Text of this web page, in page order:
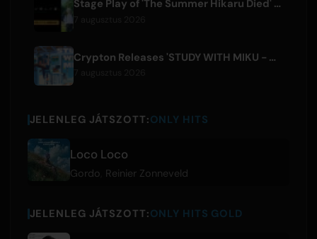
Stage Play of 'The Summer Hikaru Died' Streams Globally for Free on ABEMA
Crypton Releases 'STUDY WITH MIKU - part6 -' Instrumental BGM Video
JELENLEG JÁTSZOTT:ONLY HITS
Loco Loco
Gordo Reinier Zonneveld
JELENLEG JÁTSZOTT:ONLY HITS GOLD